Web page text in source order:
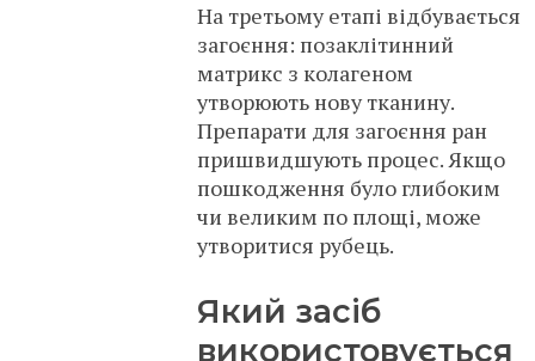
На третьому етапі відбувається
загоєння: позаклітинний
матрикс з колагеном
утворюють нову тканину.
Препарати для загоєння ран
пришвидшують процес. Якщо
пошкодження було глибоким
чи великим по площі, може
утворитися рубець.
Який засіб
використовується